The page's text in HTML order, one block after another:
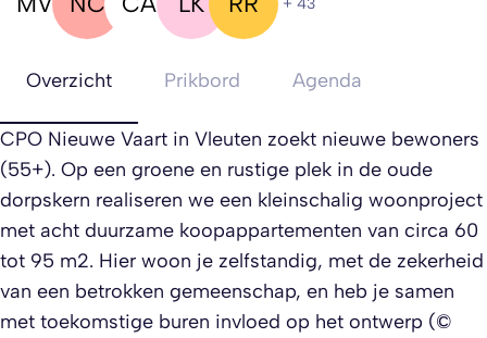
Overzicht Prikbord Agenda
CPO Nieuwe Vaart in Vleuten zoekt nieuwe bewoners
(55+). Op een groene en rustige plek in de oude
dorpskern realiseren we een kleinschalig woonproject
met acht duurzame koopappartementen van circa 60
tot 95 m2. Hier woon je zelfstandig, met de zekerheid
van een betrokken gemeenschap, en heb je samen
met toekomstige buren invloed op het ontwerp (©